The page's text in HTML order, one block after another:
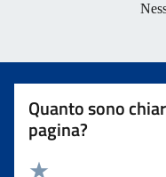
Quanto sono
pagina?